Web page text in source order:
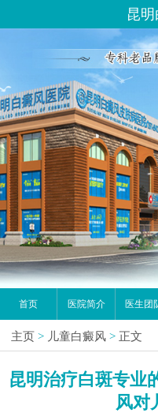
昆
首页 医院简介 医生团
主页 > 儿童白癜风 > 正文
昆明治疗白斑专业
风对